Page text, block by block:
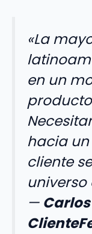
«La
en un
hacia
cliente
universo
—